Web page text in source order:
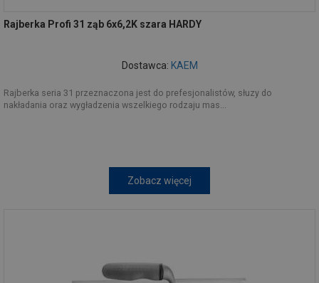
Rajberka Profi 31 ząb 6x6,2K szara HARDY
Dostawca: KAEM
Rajberka seria 31 przeznaczona jest do prefesjonalistów, słuzy do
nakładania oraz wygładzenia wszelkiego rodzaju mas...
Zobacz więcej